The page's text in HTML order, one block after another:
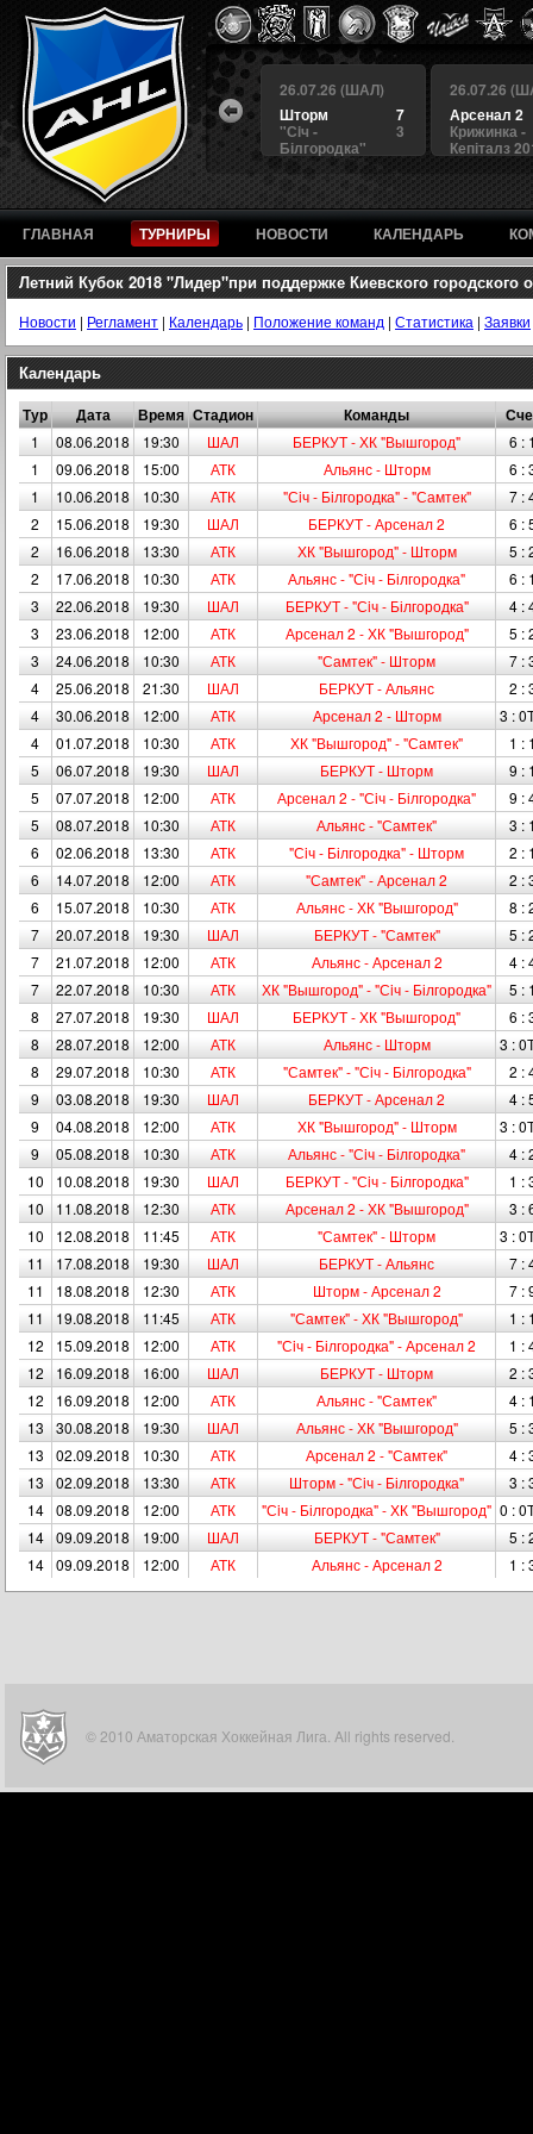
4
4
26.07.26 (ШАЛ)
3
БЕРКУТ
1
Альянс
26.07.26 (ШАЛ)
7
Шторм
3
"Сiч -
Білгородка"
26.07.26
Арсенал 2
Крижинка -
Кепіталз
ГЛАВНАЯ ТУРНИРЫ НОВОСТИ КАЛЕНДАРЬ
Летний Кубок 2018 "Лидер"при поддержке Киевского
Новости | Регламент | Календарь | Положение команд | Статистика | Заявки
Календарь
Тур Дата Время Стадион Команды
1 08.06.2018 19:30 ШАЛ БЕРКУТ - ХК "Вышгород"
6 :
1
09.06.2018 15:00 АТК Альянс - Шторм
6 :
1
10.06.2018 10:30 АТК "Сiч - Білгородка" - "Самтек"
7 :
2
15.06.2018 19:30 ШАЛ БЕРКУТ - Арсенал 2
6 :
2
16.06.2018 13:30 АТК ХК "Вышгород" - Шторм
5 :
2
17.06.2018 10:30 АТК Альянс - "Сiч - Білгородка"
6 :
3
22.06.2018 19:30 ШАЛ БЕРКУТ - "Сiч - Білгородка"
4 :
3
23.06.2018 12:00 АТК Арсенал 2 - ХК "Вышгород"
5 :
3
24.06.2018 10:30 АТК "Самтек" - Шторм
7 :
4
25.06.2018 21:30 ШАЛ БЕРКУТ - Альянс
2 :
4
30.06.2018 12:00 АТК Арсенал 2 - Шторм
3 :
4
01.07.2018 10:30 АТК ХК "Вышгород" - "Самтек"
1 :
5
06.07.2018 19:30 ШАЛ БЕРКУТ - Шторм
9 :
5
07.07.2018 12:00 АТК Арсенал 2 - "Сiч - Білгородка"
9 :
5
08.07.2018 10:30 АТК Альянс - "Самтек"
3 :
6
02.06.2018 13:30 АТК "Сiч - Білгородка" - Шторм
2 :
6
14.07.2018 12:00 АТК "Самтек" - Арсенал 2
2 :
6
15.07.2018 10:30 АТК Альянс - ХК "Вышгород"
8 :
7
20.07.2018 19:30 ШАЛ БЕРКУТ - "Самтек"
5 :
7
21.07.2018 12:00 АТК Альянс - Арсенал 2
4 :
7
22.07.2018 10:30 АТК ХК "Вышгород" - "Сiч - Білгородка"
5 :
8
27.07.2018 19:30 ШАЛ БЕРКУТ - ХК "Вышгород"
6 :
8
28.07.2018 12:00 АТК Альянс - Шторм
3 :
8
29.07.2018 10:30 АТК "Самтек" - "Сiч - Білгородка"
2 :
9
03.08.2018 19:30 ШАЛ БЕРКУТ - Арсенал 2
4 :
9
04.08.2018 12:00 АТК ХК "Вышгород" - Шторм
3 :
9
05.08.2018 10:30 АТК Альянс - "Сiч - Білгородка"
4 :
10
10.08.2018 19:30 ШАЛ БЕРКУТ - "Сiч - Білгородка"
1 :
10
11.08.2018 12:30 АТК Арсенал 2 - ХК "Вышгород"
3 :
10
12.08.2018 11:45 АТК "Самтек" - Шторм
3 :
11
17.08.2018 19:30 ШАЛ БЕРКУТ - Альянс
7 :
11
18.08.2018 12:30 АТК Шторм - Арсенал 2
7 :
11
19.08.2018 11:45 АТК "Самтек" - ХК "Вышгород"
1 :
12
15.09.2018 12:00 АТК "Сiч - Білгородка" - Арсенал 2
1 :
12
16.09.2018 16:00 ШАЛ БЕРКУТ - Шторм
2 :
12
16.09.2018 12:00 АТК Альянс - "Самтек"
4 :
13
30.08.2018 19:30 ШАЛ Альянс - ХК "Вышгород"
5 :
13
02.09.2018 10:30 АТК Арсенал 2 - "Самтек"
4 :
13
02.09.2018 13:30 АТК Шторм - "Сiч - Білгородка"
3 :
14
08.09.2018 12:00 АТК "Сiч - Білгородка" - ХК "Вышгород" 0 :
14
09.09.2018 19:00 ШАЛ БЕРКУТ - "Самтек"
5 :
14
09.09.2018 12:00 АТК Альянс - Арсенал 2 1 :
© 2010 Аматорская Хоккейная Лига. All rights reserved.